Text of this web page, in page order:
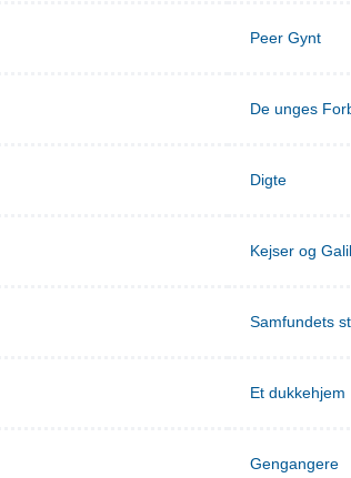
Peer Gynt
De unges
Digte
Kejser og
Samfundets
Et dukkehjem
Gengangere